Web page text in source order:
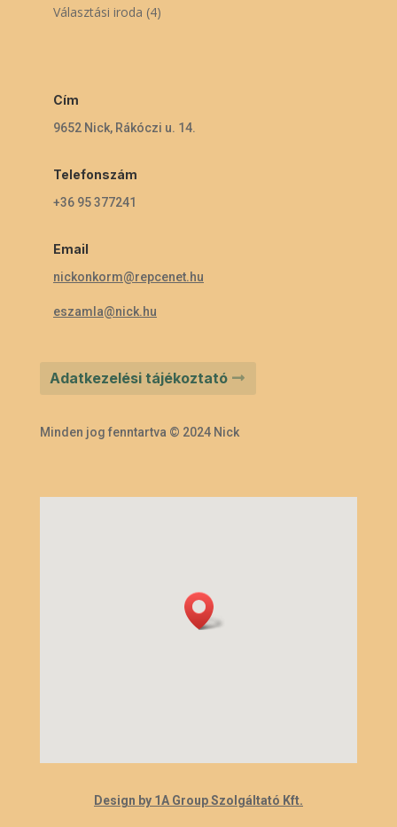
Választási iroda (4)
Cím
9652 Nick, Rákóczi u. 14.
Telefonszám
+36 95 377241
Email
nickonkorm@repcenet.hu
eszamla@nick.hu
Adatkezelési tájékoztató
Minden jog fenntartva © 2024 Nick
Design by 1A Group Szolgáltató Kft.